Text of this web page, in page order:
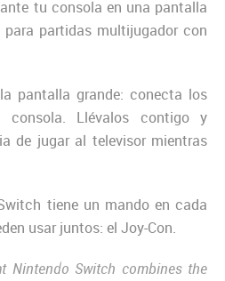
tu consola en una pantalla
partidas multijugador con
pantalla grande: conecta los
consola. Llévalos contigo y
de jugar al televisor mientras
tiene un mando en cada
usar juntos: el Joy-Con.
Nintendo Switch combines the